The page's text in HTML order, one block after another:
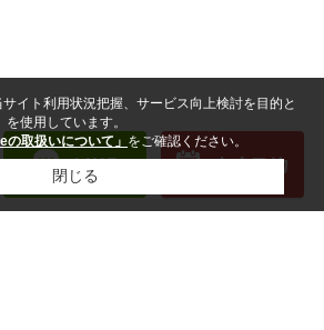
LINE 来店予約
イト利用状況把握、サービス向上検討を目的と
使用しています。
の取扱いについて」 をご確認ください。
閉じる